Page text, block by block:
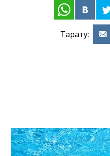
Тарату: